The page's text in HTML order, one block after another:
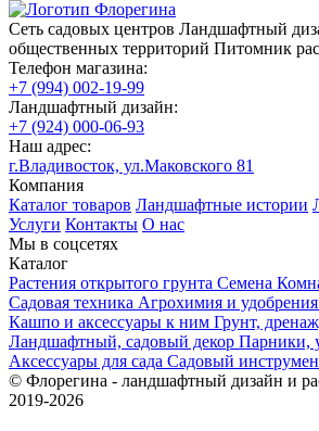
Сеть садовых центров Ландшафтный
общественных территорий Питомник
Телефон магазина:
+7 (994) 002-19-99
Ландшафтный дизайн:
+7 (924) 000-06-93
Наш адрес:
г.Владивосток, ул.Маковского 81
Компания
Каталог товаров Ландшафтные истории
Услуги Контакты О нас
Мы в соцсетях
Каталог
Растения открытого грунта Семена
Садовая техника Агрохимия и удобрения
Кашпо и аксессуары к ним Грунт,
Ландшафтный, садовый декор Парники,
Аксессуары для сада Садовый
© Флорегина - ландшафтный дизайн и
2019-2026